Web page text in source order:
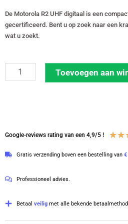
De Motorola R2 UHF digitaal is een
gecertificeerd. Bent u op zoek naar een
wat u zoekt.
van
UHF
digitale
inclusief
|
Toevoegen aan
Google-reviews rating van een 4,9/5 ! ★★
Gratis verzending boven een bestelling van €
Professioneel advies.
Betaal veilig met alle bekende